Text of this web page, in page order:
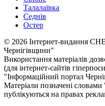
Талалаївка
Седнів
Остер
© 2026 Інтернет-видання
Чернiгiвщини"
Використання матеріалів
(для інтернет-сайтів
"Інформаційний портал
Матеріали позначені
публікуються на правах